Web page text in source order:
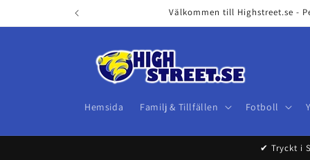
Välkommen till Highstreet.se -
Hemsida Familj & Tillfällen Fotboll
✔ Tryckt i